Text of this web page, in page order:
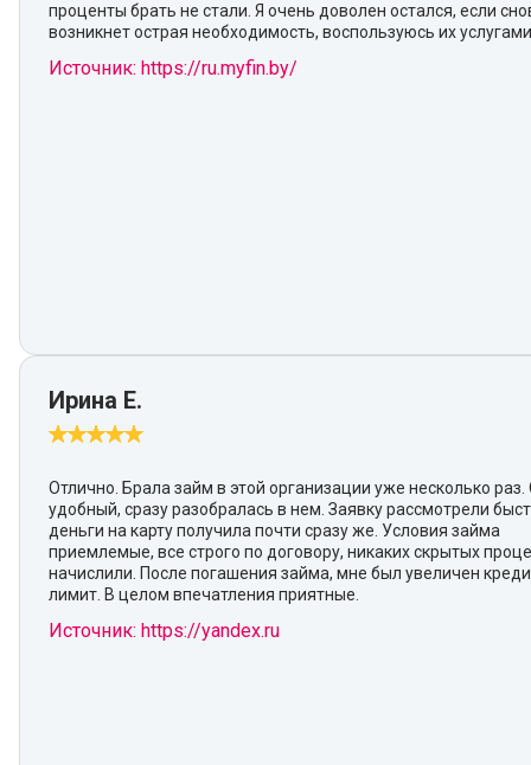
проценты брать не стали. Я очень доволен остался, если
возникнет острая необходимость, воспользуюсь их
Источник: https://ru.myfin.by/
Ирина Е.
Отлично. Брала займ в этой организации уже несколько раз.
удобный, сразу разобралась в нем. Заявку рассмотрели
деньги на карту получила почти сразу же. Условия займа
приемлемые, все строго по договору, никаких скрытых
начислили. После погашения займа, мне был увеличен
лимит. В целом впечатления приятные.
Источник: https://yandex.ru